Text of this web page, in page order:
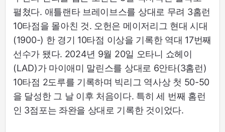
펼쳤다. 애틀랜타 브레이브스를 상대로 무려 3홈런
10타점을 몰아친 것. 오헌은 메이저리그 현대 시대
(1900-) 한 경기 10타점 이상을 기록한 역대 17번째
선수가 됐다. 2024년 9월 20일 오타니 쇼헤이
(LAD)가 마이애미 말린스를 상대로 6안타(3홈런)
10타점 2도루를 기록하며 빅리그 역사상 첫 50-50
을 달성한 그 날 이후 처음이다. 특히 세 번째 홈런
인 3점포는 좌완을 상대로 기록한 것이었다.